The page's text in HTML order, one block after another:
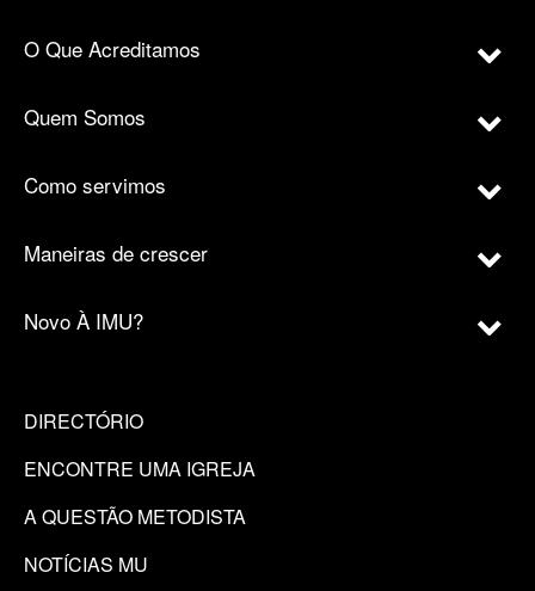
O Que Acreditamos
Quem Somos
Como servimos
Maneiras de crescer
Novo À IMU?
DIRECTÓRIO
ENCONTRE UMA IGREJA
A QUESTÃO METODISTA
NOTÍCIAS MU